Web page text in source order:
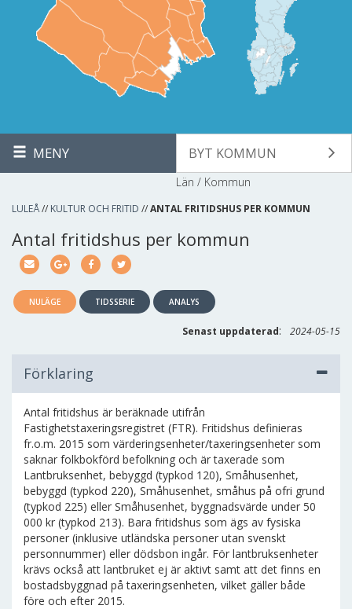
MENY BYT KOMMUN
Län / Kommun
LULEÅ// KULTUR OCH FRITID //ANTAL FRITIDSHUS PER KOMMUN
Antal fritidshus per kommun
NULÄGE TIDSSERIE ANALYS
Senast uppdaterad: 2024-05-15
Förklaring
Antal fritidshus är beräknade utifrån
Fastighetstaxeringsregistret (FTR). Fritidshus definieras
fr.o.m. 2015 som värderingsenheter/taxeringsenheter som
saknar folkbokförd befolkning och är taxerade som
Lantbruksenhet, bebyggd (typkod 120), Småhusenhet,
bebyggd (typkod 220), Småhusenhet, småhus på ofri grund
(typkod 225) eller Småhusenhet, byggnadsvärde under 50
000 kr (typkod 213). Bara fritidshus som ägs av fysiska
personer (inklusive utländska personer utan svenskt
personnummer) eller dödsbon ingår. För lantbruksenheter
krävs också att lantbruket ej är aktivt samt att det finns en
bostadsbyggnad på taxeringsenheten, vilket gäller både
före och efter 2015.